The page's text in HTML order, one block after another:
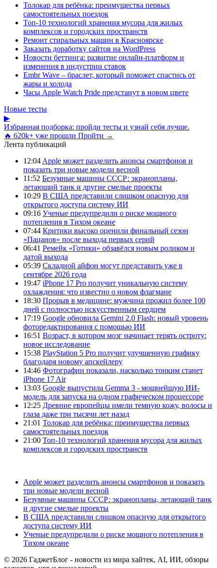
Толокар для ребёнка: преимущества первых
самостоятельных поездок
Топ-10 технологий хранения мусора для жилых
комплексов и городских пространств
Ремонт стиральных машин в Красноярске
Заказать доработку сайтов на WordPress
Новости беттинга: развитие онлайн-платформ и
изменения в индустрии ставок
Embr Wave – браслет, который поможет спастись от
жары и холода
Часы Apple Watch Pride предстанут в новом цвете
Новые тесты
▶
Избранная подборка: пройди тесты и узнай себя лучше.
🔥 620k+ уже прошли Пройти →
Лента публикаций
12:04 Apple может разделить анонсы смартфонов и
показать три новые модели весной
11:52 Безумные машины СССР: экранопланы,
летающий танк и другие смелые проекты
10:29 В США представили слишком опасную для
открытого доступа систему ИИ
09:16 Ученые предупредили о риске мощного
потепления в Тихом океане
07:44 Критики высоко оценили финальный сезон
«Пацанов» после выхода первых серий
06:41 Ремейк «Готики» обзавёлся новым роликом и
датой выхода
05:39 Складной айфон могут представить уже в
сентябре 2026 года
19:47 iPhone 17 Pro получит уникальную систему
охлаждения: что известно о новом флагмане
18:30 Прорыв в медицине: мужчина прожил более 100
дней с полностью искусственным сердцем
17:19 Google обновила Gemini 2.0 Flash: новый уровень
фоторедактирования с помощью ИИ
16:51 Возраст, в котором мозг начинает терять остроту:
новое исследование
15:38 PlayStation 5 Pro получит улучшенную графику
благодаря новому апскейлеру
14:46 Фотографии показали, насколько тонким станет
iPhone 17 Air
13:03 Google выпустила Gemma 3 - мощнейшую ИИ-
модель для запуска на одном графическом процессоре
12:25 Древние европейцы имели темную кожу, волосы и
глаза даже три тысячи лет назад
21:01 Толокар для ребёнка: преимущества первых
самостоятельных поездок
21:00 Топ-10 технологий хранения мусора для жилых
комплексов и городских пространств
Apple может разделить анонсы смартфонов и показать
три новые модели весной
Безумные машины СССР: экранопланы, летающий танк
и другие смелые проекты
В США представили слишком опасную для открытого
доступа систему ИИ
Ученые предупредили о риске мощного потепления в
Тихом океане
© 2026 ГаджетБлог - новости из мира хайтек, AI, ИИ, обзоры